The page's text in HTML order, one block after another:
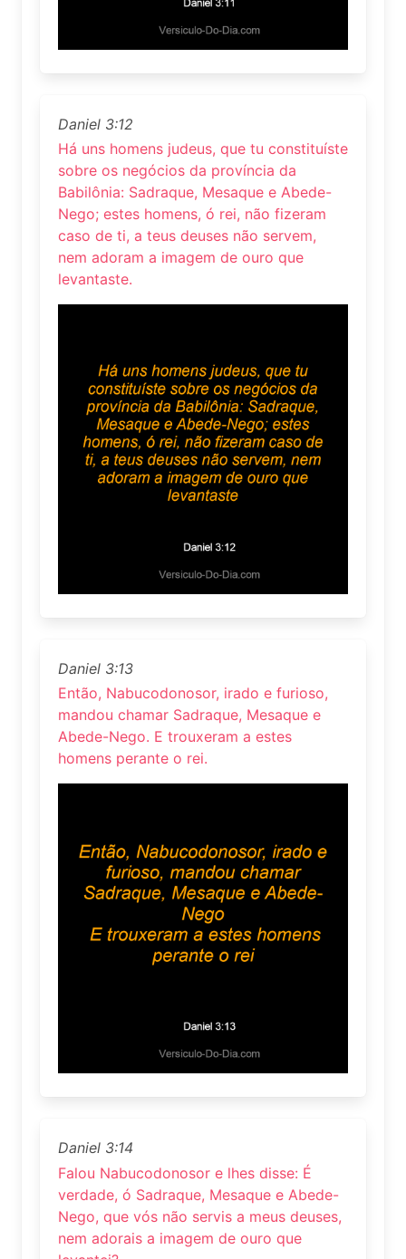
Daniel 3:12
Há uns homens judeus, que tu constituíste
sobre os negócios da província da
Babilônia: Sadraque, Mesaque e Abede-
Nego; estes homens, ó rei, não fizeram
caso de ti, a teus deuses não servem,
nem adoram a imagem de ouro que
levantaste.
Daniel 3:13
Então, Nabucodonosor, irado e furioso,
mandou chamar Sadraque, Mesaque e
Abede-Nego. E trouxeram a estes
homens perante o rei.
Daniel 3:14
Falou Nabucodonosor e lhes disse: É
verdade, ó Sadraque, Mesaque e Abede-
Nego, que vós não servis a meus deuses,
nem adorais a imagem de ouro que